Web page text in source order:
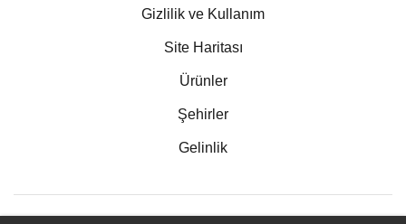
Gizlilik ve Kullanım
Site Haritası
Ürünler
Şehirler
Gelinlik